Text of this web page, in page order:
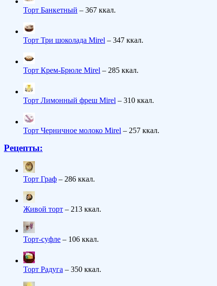
Торт Банкетный – 367 ккал.
Торт Три шоколада Mirel – 347 ккал.
Торт Крем-Брюле Mirel – 285 ккал.
Торт Лимонный фреш Mirel – 310 ккал.
Торт Черничное молоко Mirel – 257 ккал.
Рецепты:
Торт Граф – 286 ккал.
Живой торт – 213 ккал.
Торт-суфле – 106 ккал.
Торт Радуга – 350 ккал.